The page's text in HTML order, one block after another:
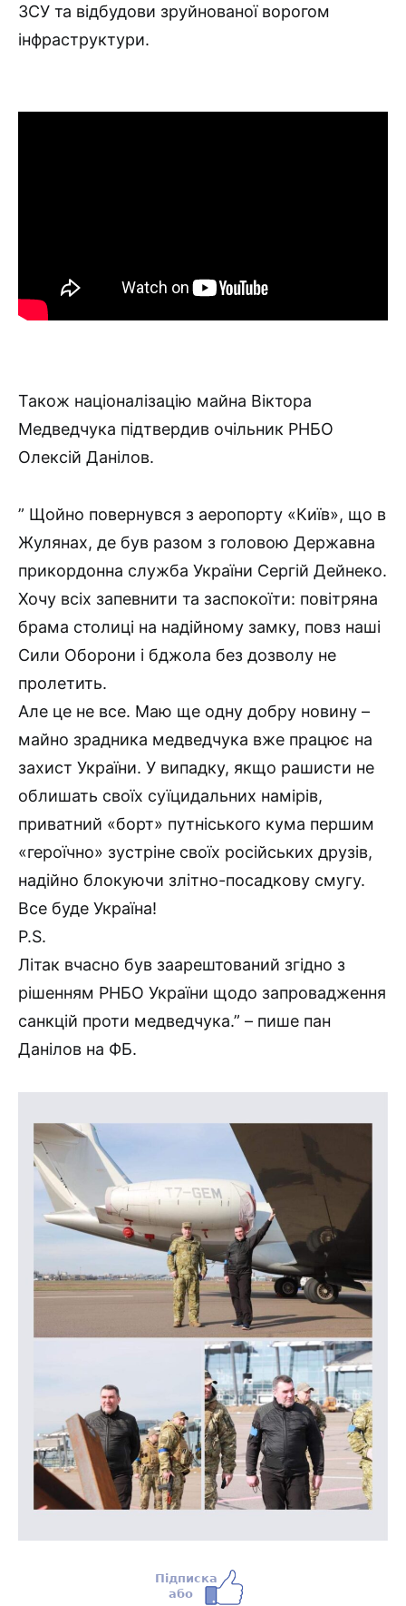
ЗСУ та відбудови зруйнованої ворогом
інфраструктури.
Також націоналізацію майна Віктора
Медведчука підтвердив очільник РНБО
Олексій Данілов.
” Щойно повернувся з аеропорту «Київ», що в
Жулянах, де був разом з головою Державна
прикордонна служба України Сергій Дейнеко.
Хочу всіх запевнити та заспокоїти: повітряна
брама столиці на надійному замку, повз наші
Сили Оборони і бджола без дозволу не
пролетить.
Але це не все. Маю ще одну добру новину –
майно зрадника медведчука вже працює на
захист України. У випадку, якщо рашисти не
облишать своїх суїцидальних намірів,
приватний «борт» путніського кума першим
«героїчно» зустріне своїх російських друзів,
надійно блокуючи злітно-посадкову смугу.
Все буде Україна!
P.S.
Літак вчасно був заарештований згідно з
рішенням РНБО України щодо запровадження
санкцій проти медведчука.” – пише пан
Данілов на ФБ.